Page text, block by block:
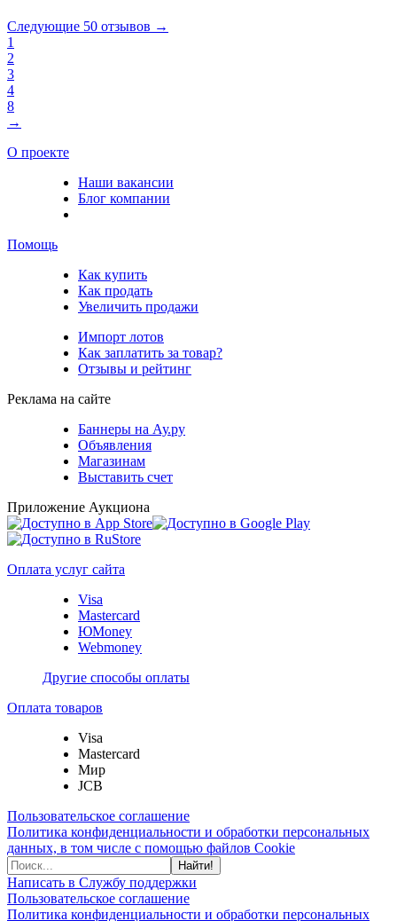
Следующие 50 отзывов →
1
2
3
4
8
→
О проекте
Наши вакансии
Блог компании
Помощь
Как купить
Как продать
Увеличить продажи
Импорт лотов
Как заплатить за товар?
Отзывы и рейтинг
Реклама на сайте
Баннеры на Ау.ру
Объявления
Магазинам
Выставить счет
Приложение Аукциона
Оплата услуг сайта
Visa
Mastercard
ЮMoney
Webmoney
Другие способы оплаты
Оплата товаров
Visa
Mastercard
Мир
JCB
Пользовательское соглашение
Политика конфиденциальности и обработки персональных
данных, в том числе с помощью файлов Cookie
Найти!
Написать в Службу поддержки
Пользовательское соглашение
Политика конфиденциальности и обработки персональных